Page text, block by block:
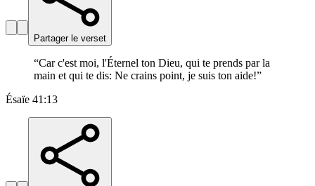
Partager le verset
“Car c'est moi, l'Éternel ton Dieu, qui te prends par la
main et qui te dis: Ne crains point, je suis ton aide!”
Ésaïe 41:13